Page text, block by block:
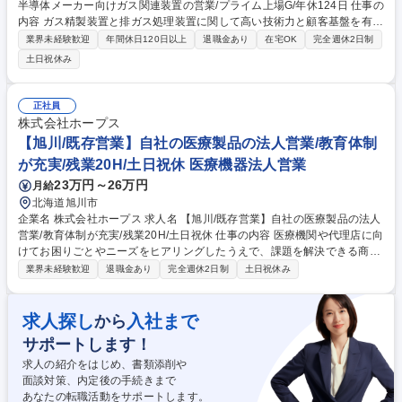
半導体メーカー向けガス関連装置の営業/プライム上場G/年休124日 仕事の
内容 ガス精製装置と排ガス処理装置に関して高い技術力と顧客基盤を有す
る当社において、国内の半導体メーカーに向けた、産業ガス精製装置、排
ガス処理装置の法人営業をお任せいたします。 【業務詳細】代理店または
エンドユーザー様から引き合いがあり電話やメール、Web会議及び対面に
て仕様確認・打合せを行います。打合せの結果に基づき、装置を選定、見
積書を作成し、受注後は工場へ製作の指図書を提出。装置完成後、納品・
検収確認までが営業のお仕事になります。また、従来のお客様に対しては
ルートセールスを行いメンテナンスや装置の更新を提案します。その中で
新規投資のご注文を頂くこともあります。 募集職種 【平塚/営業】半導体
メーカー向けガス関連装置の営業/プライム上場G/年休124日
業界未経験歓迎 年間休日120日以上 退職金あり 在宅OK
完全週休2日制
土日祝休み
正社員
株式会社ホープス
【旭川/既存営業】自社の医療製品の法人営業/教育体制
が充実/残業20H/土日祝休 医療機器法人営業
月給23万円～26万円
北海道旭川市
企業名 株式会社ホープス 求人名 【旭川/既存営業】自社の医療製品の法人
営業/教育体制が充実/残業20H/土日祝休 仕事の内容 医療機関や代理店に向
けてお困りごとやニーズをヒアリングしたうえで、課題を解決できる商材
をご提案いただきます。既存営業がメインとなっており、個人ノルマ等は
く、担当エリアを丁寧にフォローしドクターやナースとのリレーションを
しっかり構築していただくことがとても重要になります。 【商材】 ■当社
のグループ会社で開発した医療用不織布製品 ※お客様のニーズに合わせて
柔軟な製品を開発でき、ご提供できることが、当社の営業としての強みと
なります。お客様の本当のお困りごとに解決策を提示することができま
す。 募集職種 【旭川/既存営業】自社の医療製品の法人営業/教育体制が充
実/残業20H/土日祝休
業界未経験歓迎 退職金あり 完全週休2日制 土日祝休み
求人探しから 入社まで
サポートします！
求人の紹介をはじめ、書類添削や
面談対策、内定後の手続きまで
あなたの転職活動をサポートします。